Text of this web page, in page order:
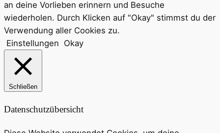
an deine Vorlieben erinnern und Besuche
wiederholen. Durch Klicken auf "Okay" stimmst du der
Verwendung aller Cookies zu.
Einstellungen Okay
Schließen
Datenschutzübersicht